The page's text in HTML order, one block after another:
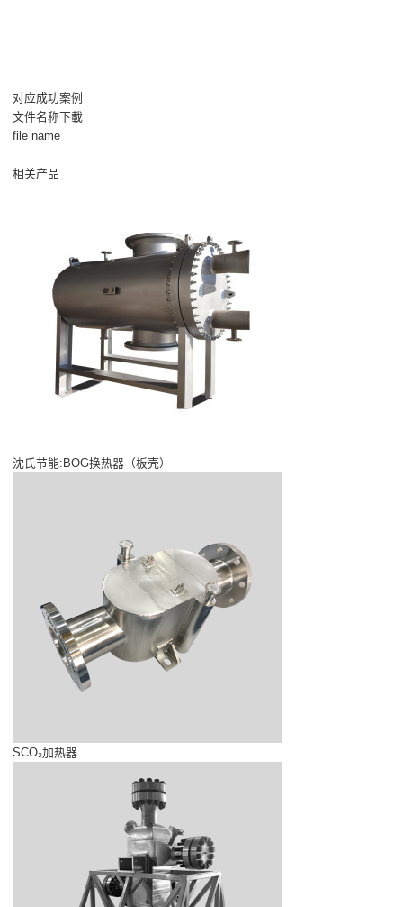
对应成功案例
文件名称下載
file name
相关产品
沈氏节能:BOG换热器（板壳）
SCO₂加热器